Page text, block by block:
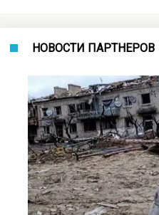
НОВОСТИ ПАРТНЕРОВ